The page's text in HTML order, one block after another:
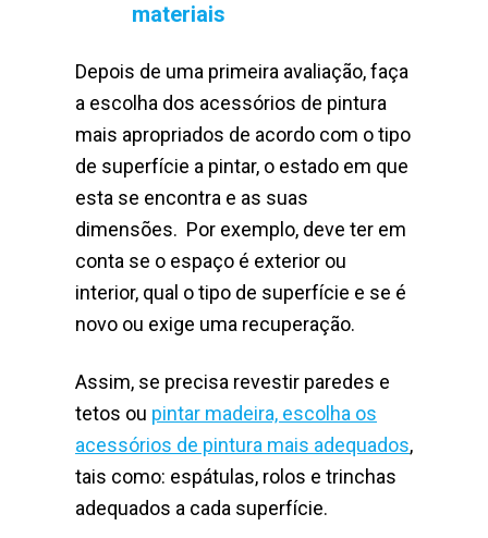
materiais
Depois de uma primeira avaliação, faça
a escolha dos acessórios de pintura
mais apropriados de acordo com o tipo
de superfície a pintar, o estado em que
esta se encontra e as suas
dimensões. Por exemplo, deve ter em
conta se o espaço é exterior ou
interior, qual o tipo de superfície e se é
novo ou exige uma recuperação.
Assim, se precisa revestir paredes e
tetos ou pintar madeira, escolha os
acessórios de pintura mais adequados,
tais como: espátulas, rolos e trinchas
adequados a cada superfície.